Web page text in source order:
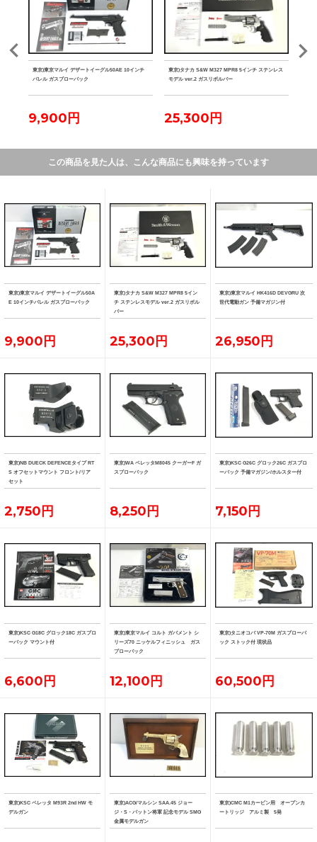
東京)東京マルイ デザートイーグル50AE 10インチ
バレル ガスブローバック
9,900円
東京)タナカ S&W M327 MPR8 5インチ ステンレス
モデル ver.2 ガスリボルバー
25,300円
この商品を見た人は、こんな商品にも興味を持っています
東京)東京マルイ デザートイーグル50A
E 10インチバレル ガスブローバック
9,900円
東京)タナカ S&W M327 MPR8 5イン
チ ステンレスモデル ver.2 ガスリボル
バー
25,300円
東京)東京マルイ HK416D DEVGRU 次
世代電動ガン 予備マガジン付
26,950円
東京)NB DUECK DEFENCEタイプ RT
S オフセットマウント フロント/リア
セット
2,750円
東京)WA ベレッタM8045 クーガーF ガ
スブローバック
8,250円
東京)KSC G26C グロック26C ガスブロ
ーバック 予備マガジン/ホルスター付
7,150円
東京)KSC G18C グロック18C ガスブロ
ーバック マウント付
6,600円
東京)東京マルイ コルト ガバメント シ
リーズ70 ニッケルフィニッシュ ガス
ブローバック
12,100円
東京)タニオコバ VP-70M ガスブローバ
ック ストック付 現状品
60,500円
東京)KSC ベレッタ M93R 2nd HW モ
デルガン
東京)ACG/マルシン SAA.45 ジョー
ジ・S・パットン将軍 記念モデル SMG
金属モデルガン
東京)CMC M1カービン用 オープンカ
ートリッジ アルミ製 5発